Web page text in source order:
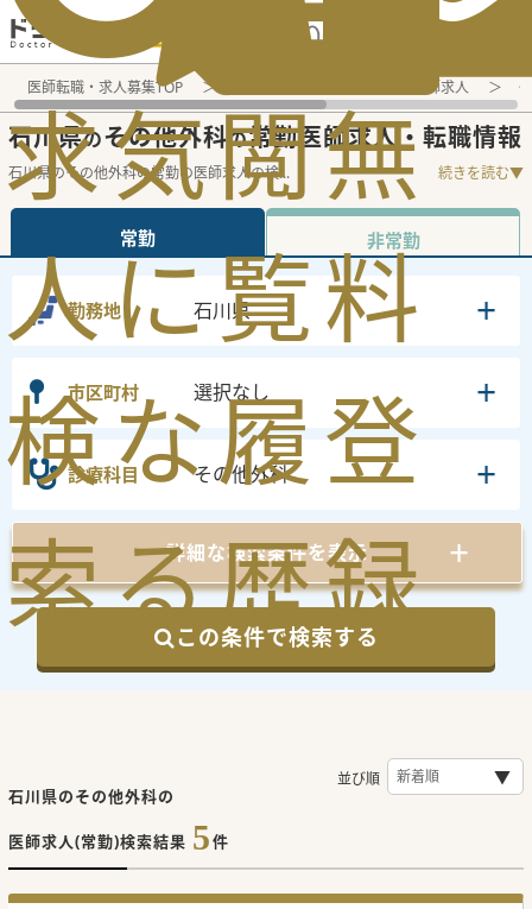
求
人
検
索
気
に
な
る
閲
覧
履
歴
無
料
登
録
医師転職・求人募集TOP 石川県 医師求人
石川県のその他外科 の常勤医師求人・転職情報
石川県のその他外科の常勤の医師求人の検... 続きを読む▼
常勤 非常勤
勤務地 石川県
市区町村 選択なし
診療科目 その他外科
詳細な検索条件を表示
この条件で検索する
石川県のその他外科の
医師求人(常勤)検索結果 5件
並び順